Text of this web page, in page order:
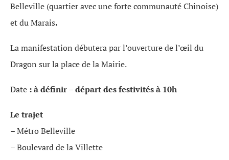
Belleville (quartier avec une forte communauté Chinoise)
et du Marais.
La manifestation débutera par l’ouverture de l’œil du
Dragon sur la place de la Mairie.
Date : à définir – départ des festivités à 10h
Le trajet
– Métro Belleville
– Boulevard de la Villette